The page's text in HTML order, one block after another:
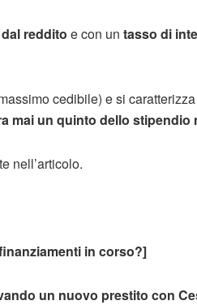
reddito e con un tasso di
cedibile) e si
mai un quinto dello stipendio
nell’articolo.
in corso?]
un nuovo prestito con